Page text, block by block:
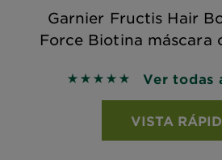
Garnier Fructis Hair
Force Biotina máscara
5 out of 5 stars based
Ver todas
VISTA